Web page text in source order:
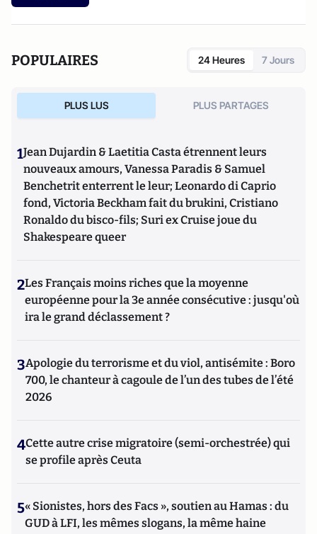
2010),Jeunesses à l'abandon
POPULAIRES 24 Heures 7 Jours
PLUS LUS PLUS PARTAGES
1Jean Dujardin & Laetitia Casta étrennent leurs
nouveaux amours, Vanessa Paradis & Samuel
Benchetrit enterrent le leur; Leonardo di Caprio
fond, Victoria Beckham fait du brukini, Cristiano
Ronaldo du bisco-fils; Suri ex Cruise joue du
Shakespeare queer
2Les Français moins riches que la moyenne
européenne pour la 3e année consécutive : jusqu'où
ira le grand déclassement ?
3Apologie du terrorisme et du viol, antisémite : Boro
700, le chanteur à cagoule de l’un des tubes de l’été
2026
4Cette autre crise migratoire (semi-orchestrée) qui
se profile après Ceuta
5« Sionistes, hors des Facs », soutien au Hamas : du
GUD à LFI, les mêmes slogans, la même haine